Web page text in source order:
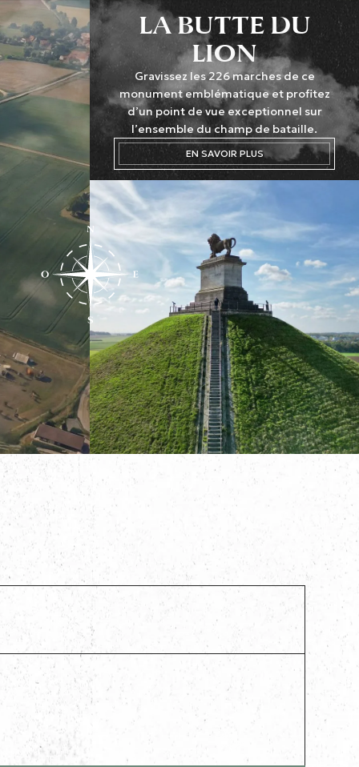
LA BUTTE DU
LION
Gravissez les 226 marches de ce
monument emblématique et profitez
d’un point de vue exceptionnel sur
l’ensemble du champ de bataille.
EN SAVOIR PLUS